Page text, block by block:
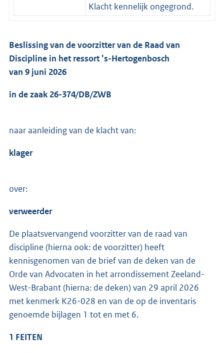
Klacht kennelijk ongegrond.
Beslissing van de voorzitter van de Raad van
Discipline in het ressort ’s-Hertogenbosch
van 9 juni 2026
in de zaak 26-374/DB/ZWB
naar aanleiding van de klacht van:
klager
over:
verweerder
De plaatsvervangend voorzitter van de raad van
discipline (hierna ook: de voorzitter) heeft
kennisgenomen van de brief van de deken van de
Orde van Advocaten in het arrondissement Zeeland-
West-Brabant (hierna: de deken) van 29 april 2026
met kenmerk K26-028 en van de op de inventaris
genoemde bijlagen 1 tot en met 6.
1 FEITEN